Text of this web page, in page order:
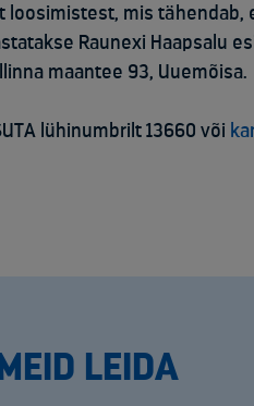
loosimistest, mis tähendab,
Raunexi Haapsalu
maantee 93, Uuemõisa.
lühinumbrilt 13660 või
LEIDA